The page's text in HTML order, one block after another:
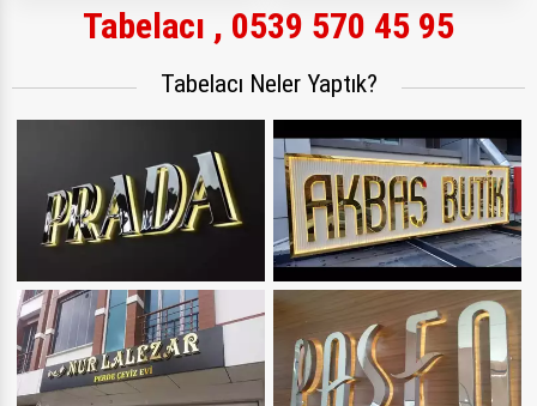
Tabelacı , 0539 570 45 95
Tabelacı Neler Yaptık?